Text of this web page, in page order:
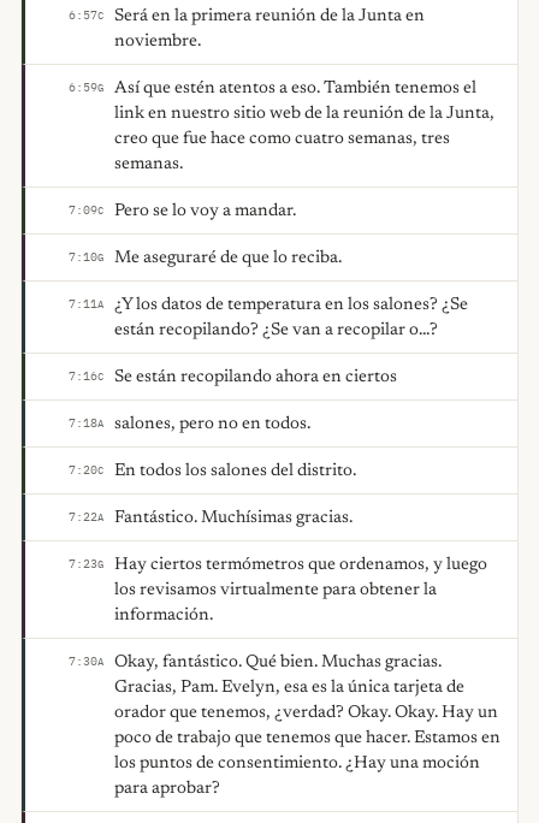
6:57C
Será en la primera reunión de la Junta en
noviembre.
6:59G
Así que estén atentos a eso. También tenemos el
link en nuestro sitio web de la reunión de la Junta,
creo que fue hace como cuatro semanas, tres
semanas.
7:09C Pero se lo voy a mandar.
7:10G Me aseguraré de que lo reciba.
7:11A
¿Y los datos de temperatura en los salones? ¿Se
están recopilando? ¿Se van a recopilar o...?
7:16C Se están recopilando ahora en ciertos
7:18A salones, pero no en todos.
7:20C En todos los salones del distrito.
7:22A Fantástico. Muchísimas gracias.
7:23G
Hay ciertos termómetros que ordenamos, y luego
los revisamos virtualmente para obtener la
información.
7:30A
Okay, fantástico. Qué bien. Muchas gracias.
Gracias, Pam. Evelyn, esa es la única tarjeta de
orador que tenemos, ¿verdad? Okay. Okay. Hay un
poco de trabajo que tenemos que hacer. Estamos en
los puntos de consentimiento. ¿Hay una moción
para aprobar?